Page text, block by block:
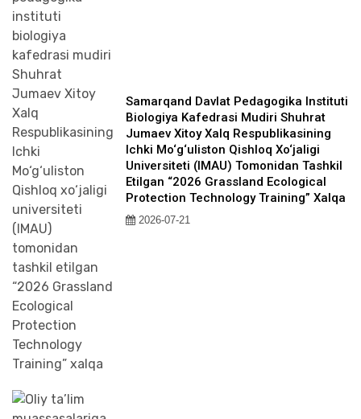
Samarqand Davlat Pedagogika Instituti
Biologiya Kafedrasi Mudiri Shuhrat
Jumaev Xitoy Xalq Respublikasining
Ichki Mo‘g‘uliston Qishloq Xo‘jaligi
Universiteti (IMAU) Tomonidan Tashkil
Etilgan “2026 Grassland Ecological
Protection Technology Training” Xalqa
2026-07-21